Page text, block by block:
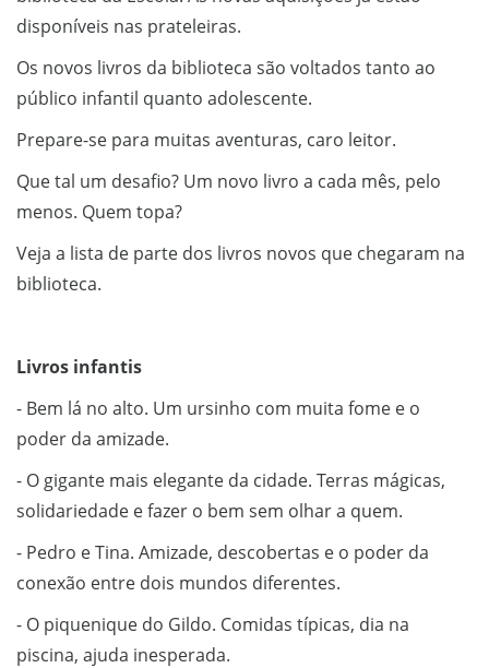
disponíveis nas prateleiras.
Os novos livros da biblioteca são voltados tanto ao
público infantil quanto adolescente.
Prepare-se para muitas aventuras, caro leitor.
Que tal um desafio? Um novo livro a cada mês, pelo
menos. Quem topa?
Veja a lista de parte dos livros novos que chegaram na
biblioteca.
Livros infantis
- Bem lá no alto. Um ursinho com muita fome e o
poder da amizade.
- O gigante mais elegante da cidade. Terras mágicas,
solidariedade e fazer o bem sem olhar a quem.
- Pedro e Tina. Amizade, descobertas e o poder da
conexão entre dois mundos diferentes.
- O piquenique do Gildo. Comidas típicas, dia na
piscina, ajuda inesperada.